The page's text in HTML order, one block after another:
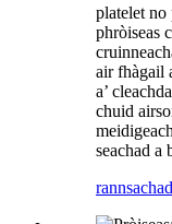
platelet no
phròiseas
air fhàgail
a’
chuid
seachad a